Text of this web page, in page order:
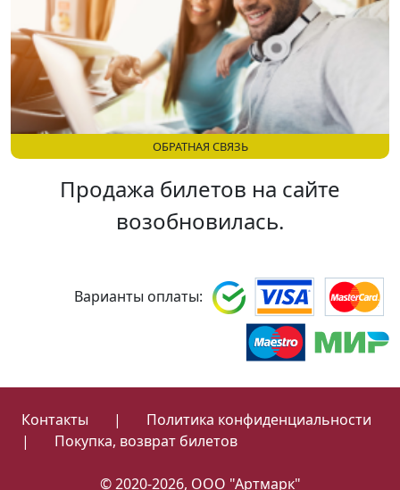
ОБРАТНАЯ СВЯЗЬ
Продажа билетов на сайте
возобновилась.
Варианты оплаты:
Контакты |
Политика конфиденциальности
|
Покупка, возврат билетов
© 2020-2026, ООО "Артмарк"